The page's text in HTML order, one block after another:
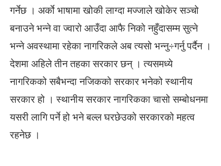
गर्नेछ । अर्काे भाषामा खोकी लाग्दा मज्जाले खोकेर सञ्चो
बनाउने भन्ने वा ज्वारो आउँदा आफै निको नहुँदासम्म सुत्ने
भन्ने अवस्थामा रहेका नागरिकले अब त्यसो भन्नु÷गर्नु पर्दैन ।
देशमा अहिले तीन तहका सरकार छन् । त्यसमध्ये
नागरिकको सबैभन्दा नजिकको सरकार भनेको स्थानीय
सरकार हो । स्थानीय सरकार नागरिकका चासो सम्बोधनमा
यसरी लागि पर्ने हो भने बल्ल घरछेउको सरकारको महत्व
रहनेछ ।